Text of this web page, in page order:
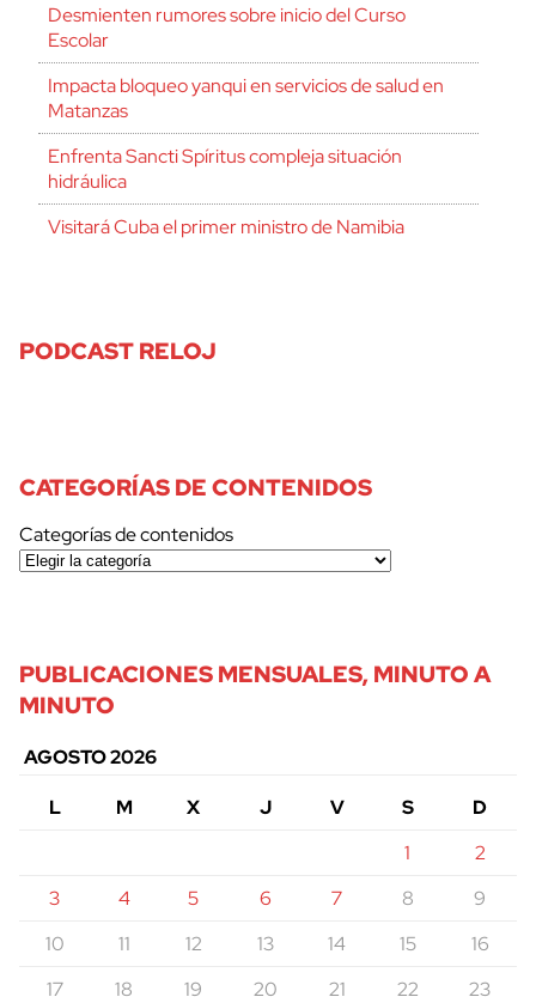
Desmienten rumores sobre inicio del Curso
Escolar
Impacta bloqueo yanqui en servicios de salud en
Matanzas
Enfrenta Sancti Spíritus compleja situación
hidráulica
Visitará Cuba el primer ministro de Namibia
PODCAST RELOJ
CATEGORÍAS DE CONTENIDOS
Categorías de contenidos
PUBLICACIONES MENSUALES, MINUTO A
MINUTO
AGOSTO 2026
L
M X J V S
D
1
2
3
4 5 6 7 8
9
10
11 12 13 14 15
16
17
18 19 20 21 22
23